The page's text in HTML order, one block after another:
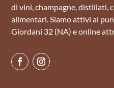
di vini, champagne, distillati,
alimentari. Siamo attivi al
Giordani 32 (NA) e online